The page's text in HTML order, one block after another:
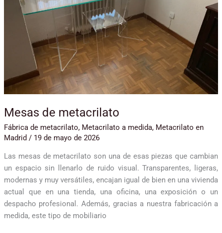
Mesas de metacrilato
Fábrica de metacrilato, Metacrilato a medida, Metacrilato en
Madrid / 19 de mayo de 2026
Las mesas de metacrilato son una de esas piezas que cambian
un espacio sin llenarlo de ruido visual. Transparentes, ligeras,
modernas y muy versátiles, encajan igual de bien en una vivienda
actual que en una tienda, una oficina, una exposición o un
despacho profesional. Además, gracias a nuestra fabricación a
medida, este tipo de mobiliario